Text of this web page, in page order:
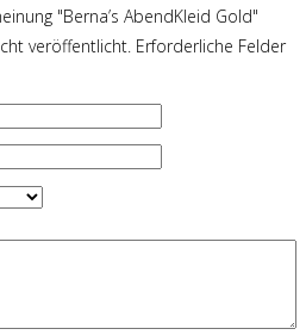
"Berna’s AbendKleid Gold"
veröffentlicht. Erforderliche Felder